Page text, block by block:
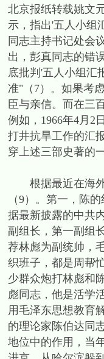
北京报纸转载姚文
示，指出'五人小组
同志主持书记处会
出，彭真同志的错
底批判'五人小组汇
准"（7）。如果考
臣与亲信。而在三
例如，1966年4月2
打井抗旱工作的汇
穿上述三部史著的
根据最近在海外
（9）。第一，陈
据最新披露的中共
副组长，第一副组
荐林彪为副统帅，
织班子，都是周帮
少群众炮打林彪和
彪同志，他是活学
用毛泽东思想教育
的理论家陈伯达同
地位中的作用，当